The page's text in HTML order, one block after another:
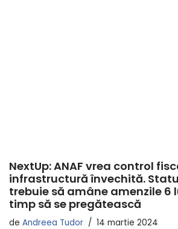
NextUp: ANAF vrea control
infrastructură învechită.
trebuie să amâne amenzile 6
timp să se pregătească
de Andreea Tudor 14 martie 2024